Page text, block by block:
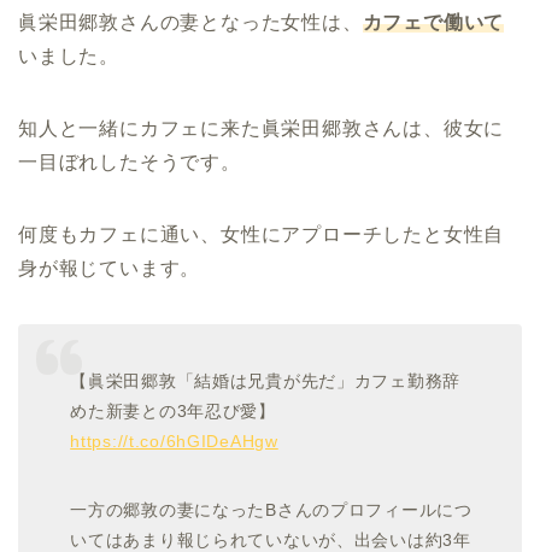
眞栄田郷敦さんの妻となった女性は、 カフェで働いて
いました。
知人と一緒にカフェに来た眞栄田郷敦さんは、彼女に
一目ぼれしたそうです。
何度もカフェに通い、女性にアプローチしたと女性自
身が報じています。
【眞栄田郷敦「結婚は兄貴が先だ」カフェ勤務辞
めた新妻との3年忍び愛】
https://t.co/6hGIDeAHgw
一方の郷敦の妻になったBさんのプロフィールにつ
いてはあまり報じられていないが、出会いは約3年